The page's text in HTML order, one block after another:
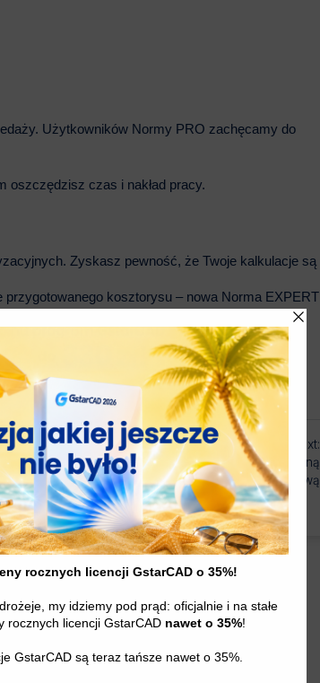
Użytkowników Normy PRO zachęcamy do
oszczędzisz czas i nakład pracy.
Zyskasz pewność, że Twoje kalkulacje są
przygotowanego kosztorysu – nowa Norma EXPERT
Next:
Norma STANDARD z roczną
aktualizacją i bazą cenową